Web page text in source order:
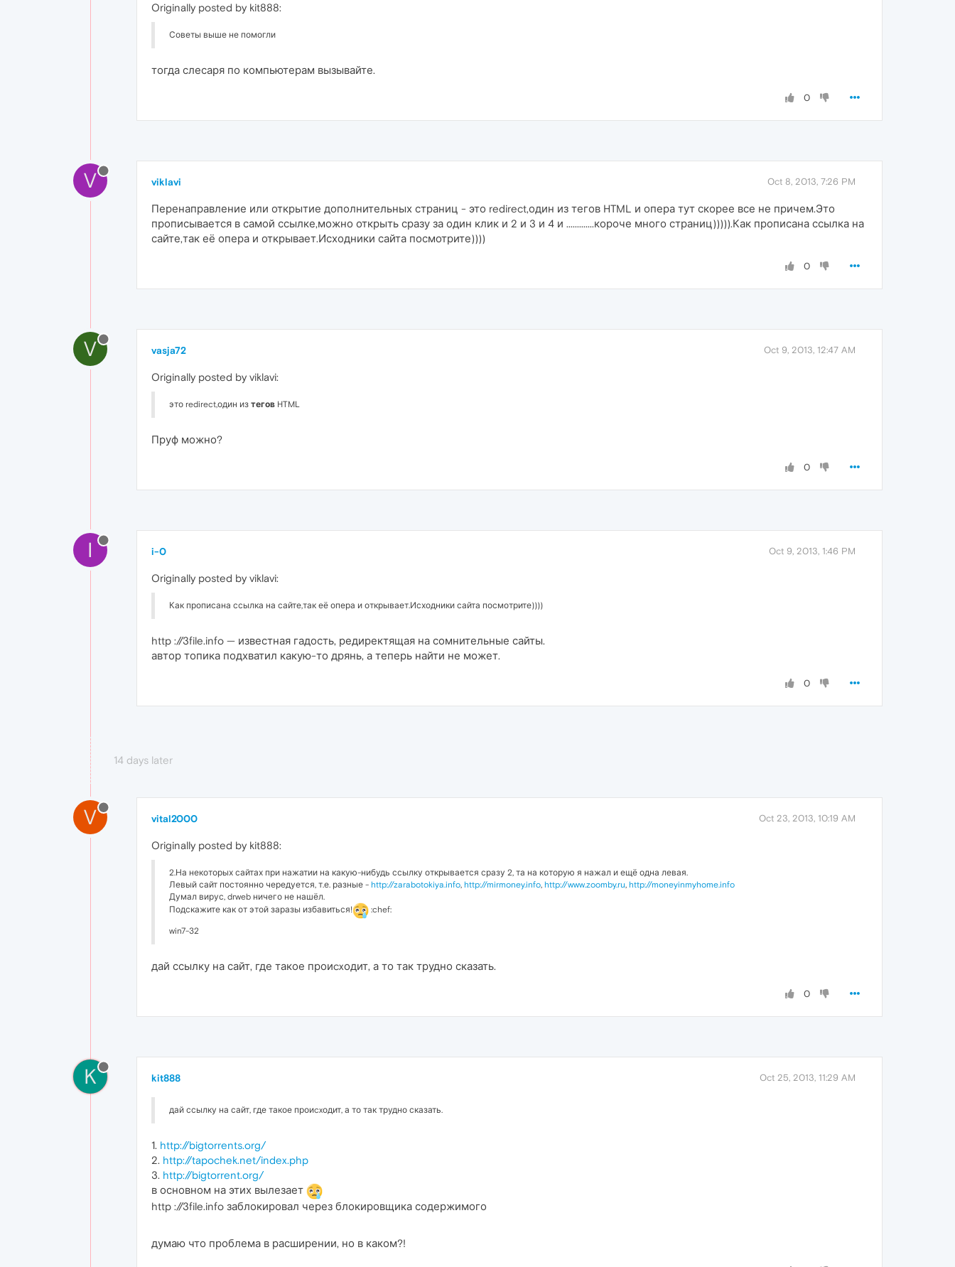
Originally posted by kit888:
Советы выше не помогли
тогда слесаря по компьютерам вызывайте.
0
V viklavi Oct 8, 2013, 7:26 PM
Перенаправление или открытие дополнительных страниц - это redirect,один из тегов HTML и опера тут скорее все не причем.Это
прописывается в самой ссылке,можно открыть сразу за один клик и 2 и 3 и 4 и .............короче много страниц))))).Как прописана ссылка на
сайте,так её опера и открывает.Исходники сайта посмотрите))))
0
V vasja72 Oct 9, 2013, 12:47 AM
Originally posted by viklavi:
это redirect,один из тегов HTML
Пруф можно?
0
I i-0 Oct 9, 2013, 1:46 PM
Originally posted by viklavi:
Как прописана ссылка на сайте,так её опера и открывает.Исходники сайта посмотрите))))
http ://3file.info — известная гадость, редиректящая на сомнительные сайты.
автор топика подхватил какую-то дрянь, а теперь найти не может.
0
14 days later
V vital2000 Oct 23, 2013, 10:19 AM
Originally posted by kit888:
2.На некоторых сайтах при нажатии на какую-нибудь ссылку открывается сразу 2, та на которую я нажал и ещё одна левая.
Левый сайт постоянно чередуется, т.е. разные - http://zarabotokiya.info http://mirmoney.info http://www.zoomby.ru http://moneyinmyhome.info
Думал вирус, drweb ничего не нашёл.
Подскажите как от этой заразы избавиться!
:chef:
win7-32
дай ссылку на сайт, где такое проиcxодит, а то так трудно сказать.
0
K kit888 Oct 25, 2013, 11:29 AM
дай ссылку на сайт, где такое проиcxодит, а то так трудно сказать.
1. http://bigtorrents.org/
2. http://tapochek.net/index.php
3. http://bigtorrent.org/
в основном на этих вылезает
http ://3file.info заблокировал через блокировщика содержимого
думаю что проблема в расширении, но в каком?!